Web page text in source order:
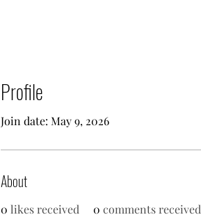
Profile
Join date: May 9, 2026
About
0 likes received 0 comments received